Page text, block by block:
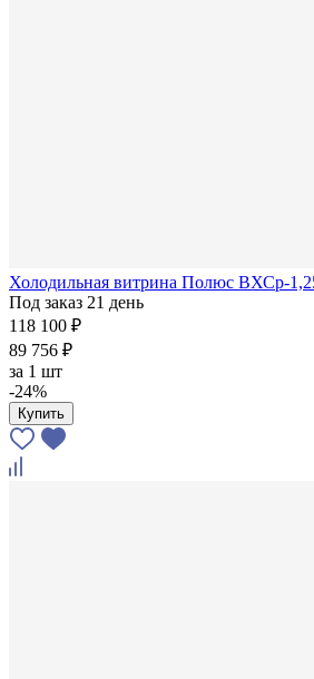
Холодильная витрина Полюс ВХСр-
Под заказ 21 день
118 100 ₽
89 756 ₽
за 1 шт
-24%
Купить